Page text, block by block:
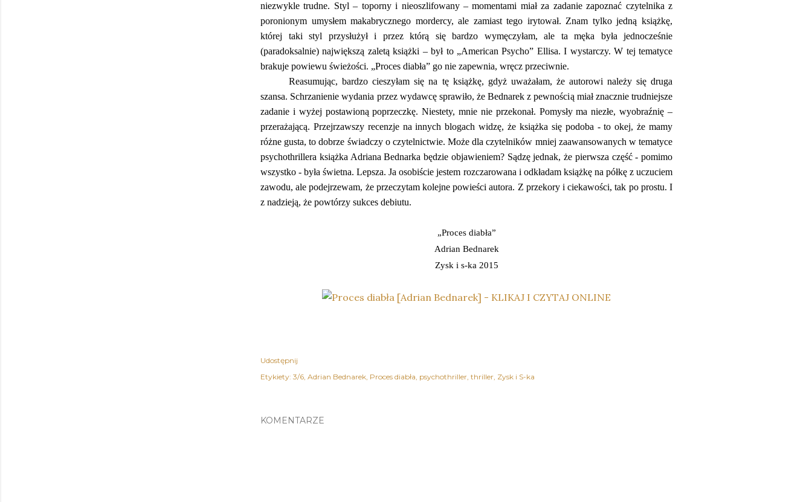
niezwykle trudne. Styl – toporny i nieoszlifowany – momentami miał za zadanie zapoznać czytelnika z
poronionym umysłem makabrycznego mordercy, ale zamiast tego irytował. Znam tylko jedną książkę,
której taki styl przysłużył i przez którą się bardzo wymęczyłam, ale ta męka była jednocześnie
(paradoksalnie) największą zaletą książki – był to „American Psycho” Ellisa. I wystarczy. W tej tematyce
brakuje powiewu świeżości. „Proces diabła” go nie zapewnia, wręcz przeciwnie.
Reasumując, bardzo cieszyłam się na tę książkę, gdyż uważałam, że autorowi należy się druga
szansa. Schrzanienie wydania przez wydawcę sprawiło, że Bednarek z pewnością miał znacznie trudniejsze
zadanie i wyżej postawioną poprzeczkę. Niestety, mnie nie przekonał. Pomysły ma niezłe, wyobraźnię –
przerażającą. Przejrzawszy recenzje na innych blogach widzę, że książka się podoba - to okej, że mamy
różne gusta, to dobrze świadczy o czytelnictwie. Może dla czytelników mniej zaawansowanych w tematyce
psychothrillera książka Adriana Bednarka będzie objawieniem? Sądzę jednak, że pierwsza część - pomimo
wszystko - była świetna. Lepsza. Ja osobiście jestem rozczarowana i odkładam książkę na półkę z uczuciem
zawodu, ale podejrzewam, że przeczytam kolejne powieści autora. Z przekory i ciekawości, tak po prostu. I
z nadzieją, że powtórzy sukces debiutu.
„Proces diabła”
Adrian Bednarek
Zysk i s-ka 2015
Udostępnij
Etykiety: 3/6 Adrian Bednarek Proces diabła psychothriller thriller Zysk i S-ka
KOMENTARZE